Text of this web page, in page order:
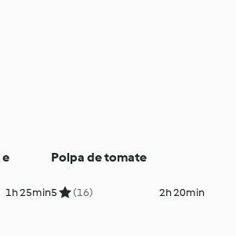
1h 25min
Polpa de tomate
5 (16) 2h 20min